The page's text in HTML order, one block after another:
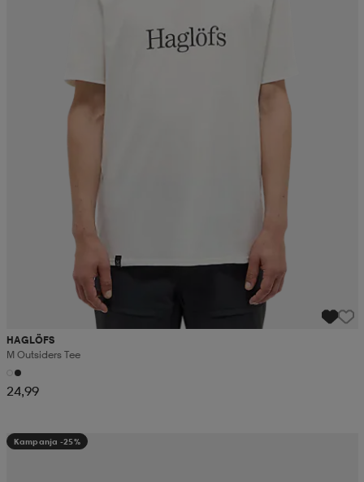
HAGLÖFS
M Outsiders Tee
24,99
Kampanja -25%